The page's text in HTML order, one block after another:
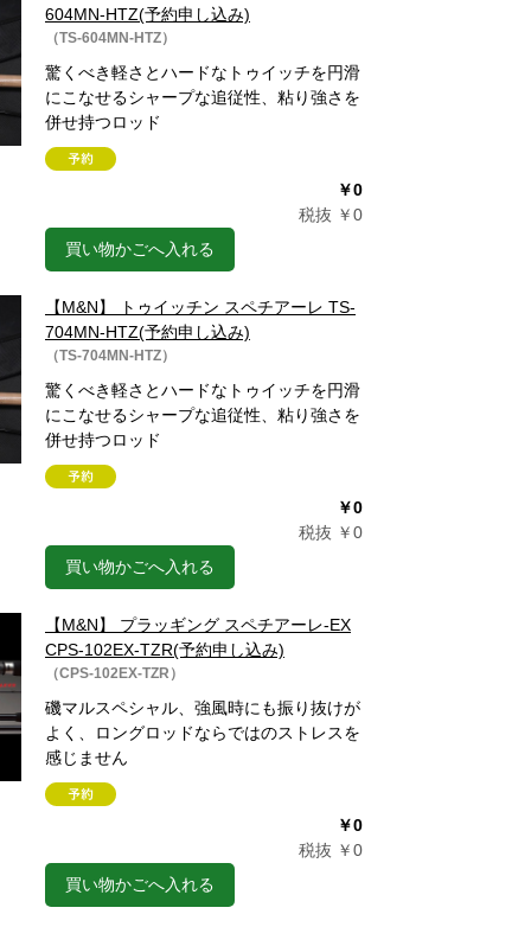
604MN-HTZ(予約申し込み)
（TS-604MN-HTZ）
驚くべき軽さとハードなトゥイッチを円滑
にこなせるシャープな追従性、粘り強さを
併せ持つロッド
￥0
税抜 ￥0
買い物かごへ入れる
【M&N】 トゥイッチン スペチアーレ TS-
704MN-HTZ(予約申し込み)
（TS-704MN-HTZ）
驚くべき軽さとハードなトゥイッチを円滑
にこなせるシャープな追従性、粘り強さを
併せ持つロッド
￥0
税抜 ￥0
買い物かごへ入れる
【M&N】 プラッギング スペチアーレ-EX
CPS-102EX-TZR(予約申し込み)
（CPS-102EX-TZR）
磯マルスペシャル、強風時にも振り抜けが
よく、ロングロッドならではのストレスを
感じません
￥0
税抜 ￥0
買い物かごへ入れる